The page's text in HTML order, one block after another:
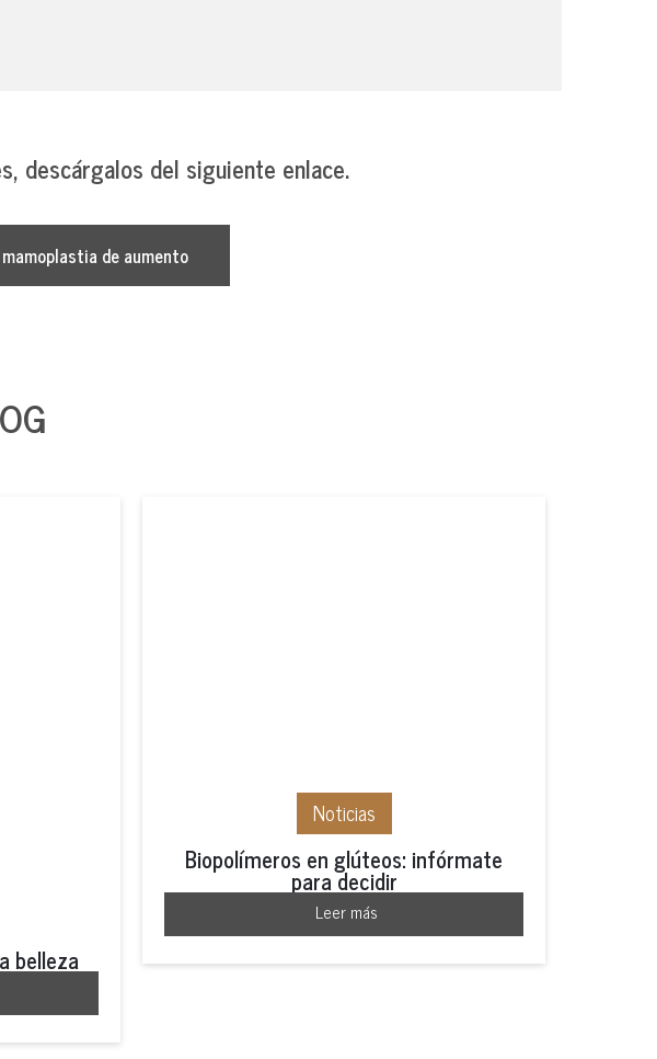
descárgalos del siguiente enlace.
de aumento
belleza
Noticias
Biopolímeros en glúteos: infórmate
para decidir
Leer más